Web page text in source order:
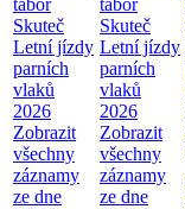
tábor
Skuteč
Letní jízdy
parních
vlaků
2026
Zobrazit
všechny
záznamy
ze dne
tábor
Skuteč
Letní jízdy
parních
vlaků
2026
Zobrazit
všechny
záznamy
ze dne